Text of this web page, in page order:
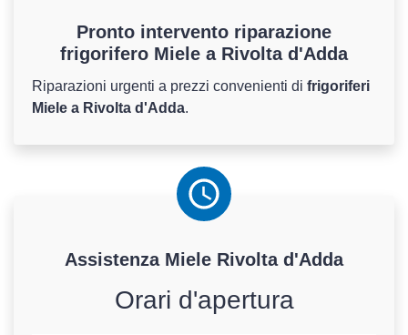
Pronto intervento riparazione
frigorifero Miele a Rivolta d'Adda
Riparazioni urgenti a prezzi convenienti di frigoriferi
Miele a Rivolta d'Adda.
Assistenza Miele Rivolta d'Adda
Orari d'apertura